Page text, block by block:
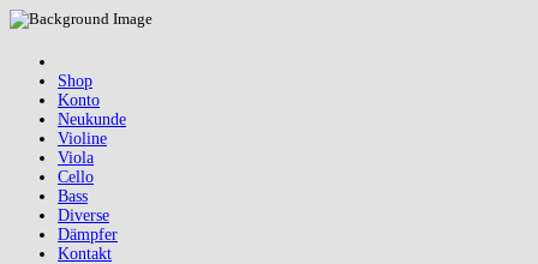
Shop
Konto
Neukunde
Violine
Viola
Cello
Bass
Diverse
Dämpfer
Kontakt